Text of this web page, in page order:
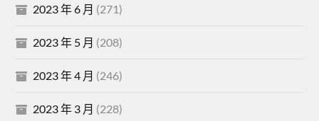
2023 年 6 月 (271)
2023 年 5 月 (208)
2023 年 4 月 (246)
2023 年 3 月 (228)